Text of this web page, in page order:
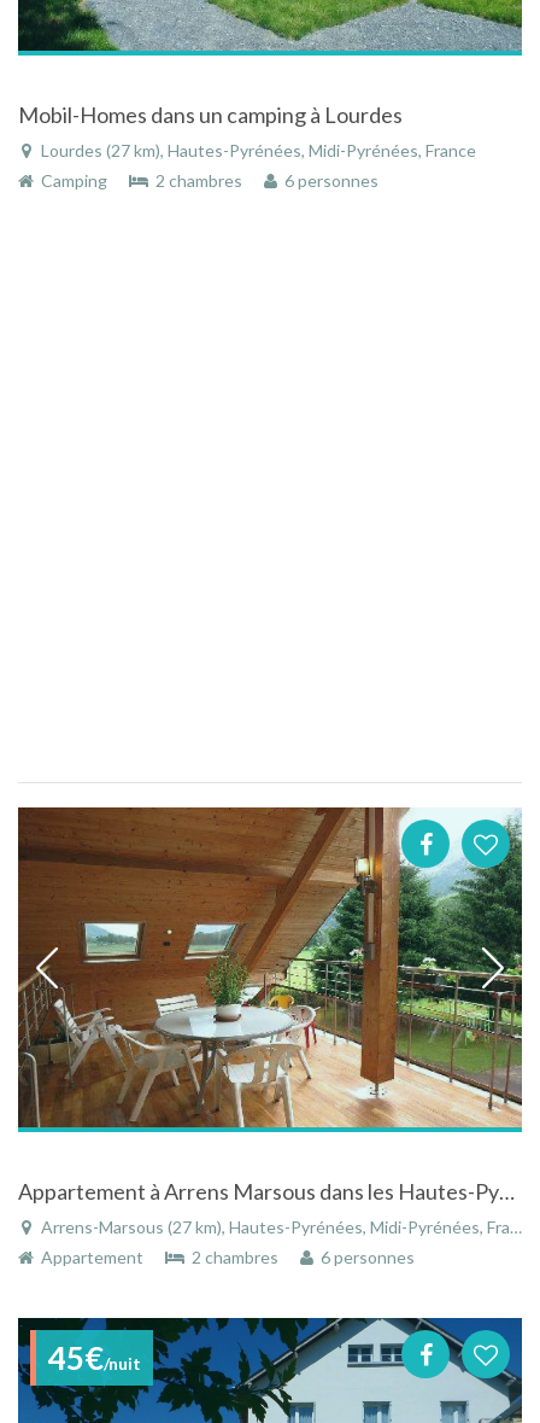
Mobil-Homes dans un camping à Lourdes
Lourdes (27 km), Hautes-Pyrénées, Midi-Pyrénées, France
Camping
2 chambres 6 personnes
Appartement à Arrens Marsous dans les Hautes-Pyrénées - Midi-Pyrénées au porte du parc national
Arrens-Marsous (27 km), Hautes-Pyrénées, Midi-Pyrénées, France
Appartement
2 chambres 6 personnes
45€/nuit